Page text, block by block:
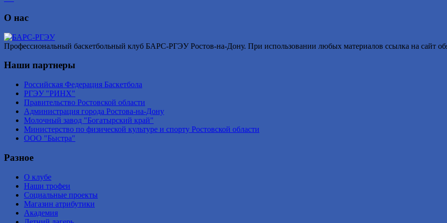
О нас
Профессиональный баскетбольный клуб БАРС-РГЭУ Ростов-на-Дону. При использовании любых материалов ссылка на сайт
Наши партнеры
Российская Федерация Баскетбола
РГЭУ "РИНХ"
Правительство Ростовской области
Администрация города Ростова-на-Дону
Молочный завод "Богатырский край"
Министерство по физической культуре и спорту Ростовской области
ООО "Быстра"
Разное
О клубе
Наши трофеи
Социальные проекты
Магазин атрибутики
Академия